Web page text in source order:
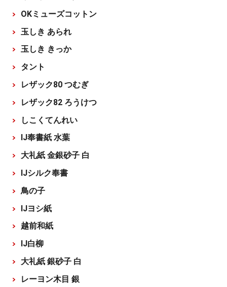
OKミューズコットン
玉しき あられ
玉しき きっか
タント
レザック80 つむぎ
レザック82 ろうけつ
しこくてんれい
IJ奉書紙 水葉
大礼紙 金銀砂子 白
IJシルク奉書
鳥の子
IJヨシ紙
越前和紙
IJ白柳
大礼紙 銀砂子 白
レーヨン木目 銀